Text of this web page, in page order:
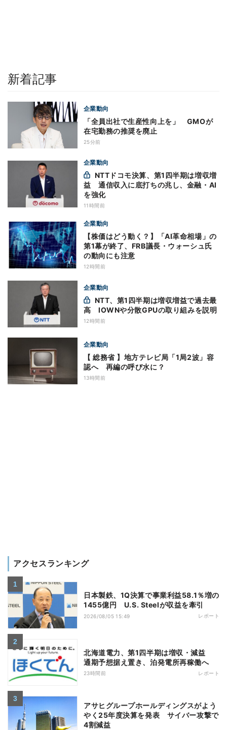
新着記事
企業動向
「全員出社で生産性向上を」 GMOが
在宅勤務の推奨を廃止
25分前
企業動向
益 通信収入に底打ちの兆し、金融・AI
を強化
11時間前
企業動向
【株価はどう動く？】「AI革命相場」の
第1幕が終了、FRB議長・ウォーシュ氏
の動向にも注意
12時間前
企業動向
高 IOWNや分散GPUの取り組みを説明
12時間前
企業動向
【 総務省 】地方テレビ局「1局2波」容
認へ 再編の呼び水に？
13時間前
アクセスランキング
日本製鉄、1Q決算で事業利益58.1％増の
1455億円 U.S. Steelが収益を牽引
2026/08/05 15:49 レポート
北海道電力、第1四半期は増収・減益
通期予想据え置き、泊発電所再稼働へ
23時間前 レポート
アサヒグループホールディングスがよう
やく25年度決算を発表 サイバー攻撃で
4割減益